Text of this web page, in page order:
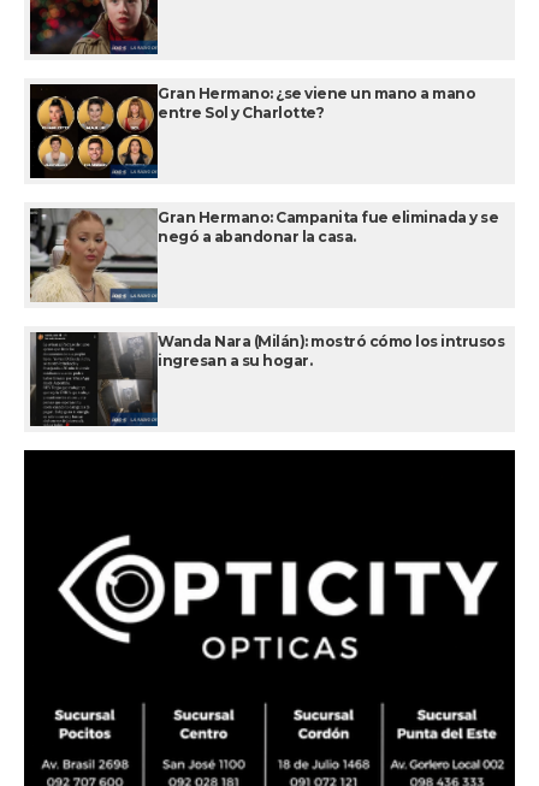
Gran Hermano: ¿se viene un mano a mano
entre Sol y Charlotte?
Gran Hermano: Campanita fue eliminada y se
negó a abandonar la casa.
Wanda Nara (Milán): mostró cómo los intrusos
ingresan a su hogar.